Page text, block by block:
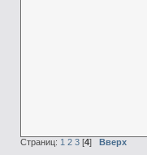
Страниц: 1 2 3[4] Вверх